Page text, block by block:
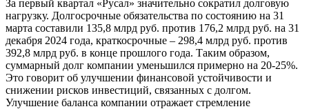
За первый квартал «Русал» значительно сократил долговую
нагрузку. Долгосрочные обязательства по состоянию на 31
марта составили 135,8 млрд руб. против 176,2 млрд руб. на 31
декабря 2024 года, краткосрочные – 298,4 млрд руб. против
392,8 млрд руб. в конце прошлого года. Таким образом,
суммарный долг компании уменьшился примерно на 20-25%.
Это говорит об улучшении финансовой устойчивости и
снижении рисков инвестиций, связанных с долгом.
Улучшение баланса компании отражает стремление